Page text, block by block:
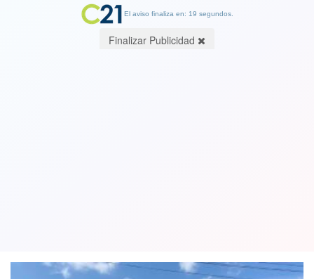
El aviso finaliza en: 19 segundos.
Finalizar Publicidad